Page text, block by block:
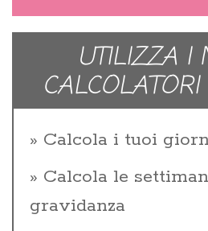
UTILIZZA I
Calcola i tuoi
Calcola le
gravidanza